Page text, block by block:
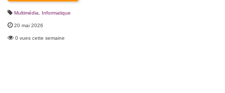
Multimédia Informatique
20 mai 2026
0 vues cette semaine